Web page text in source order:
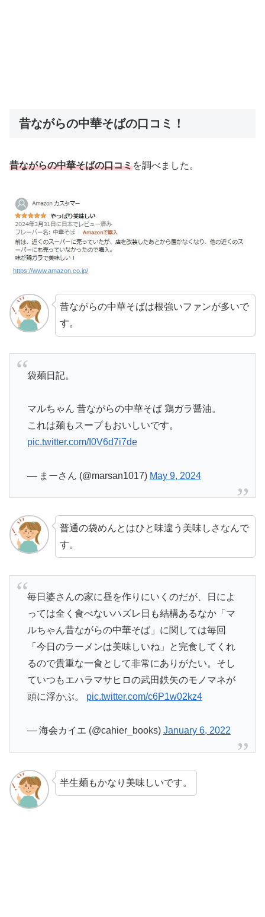
昔ながらの中華そばの口コミ！
昔ながらの中華そばの口コミを調べました。
https://www.amazon.co.jp/
昔ながらの中華そばは根強いファンが多いで
す。
袋麺日記。
マルちゃん 昔ながらの中華そば 鶏ガラ醤油。
これは麺もスープもおいしいです。
pic.twitter.com/I0V6d7i7de
— まーさん (@marsan1017) May 9, 2024
普通の袋めんとはひと味違う美味しさなんで
す。
毎日婆さんの家に昼を作りにいくのだが、日によ
っては全く食べないハズレ日も結構あるなか「マ
ルちゃん昔ながらの中華そば」に関しては毎回
「今日のラーメンは美味しいね」と完食してくれ
るので貴重な一食として非常にありがたい。そし
ていつもエハラマサヒロの武田鉄矢のモノマネが
頭に浮かぶ。 pic.twitter.com/c6P1w02kz4
— 海会カイエ (@cahier_books) January 6, 2022
半生麺もかなり美味しいです。